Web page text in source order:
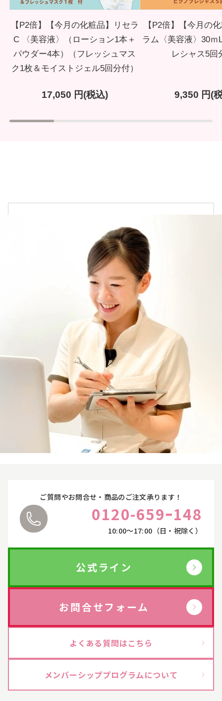
【P2倍】【今月の化粧品】リセラ
C 〈美容液〉（ローション1本＋
パウダー4本）（フレッシュマス
ク1枚＆モイストジェル5回分付）
17,050 円(税込)
【P2倍】【今月の
ラム〈美容液〉30
レシャス5回
9,350 円(
オンラインカウンセリングについて
お悩みやご質問に丁寧にお応えいたします。
ご都合に合わせて、オンラインカウンセリングをご
利用ください。
詳しくはこちら
ご質問やお問合せ・商品のご注文承ります！
0120-659ｰ148
10:00〜17:00（日・祝除く）
公式ライン
お問合せフォーム
よくある質問はこちら
メンバーシッププログラムについて